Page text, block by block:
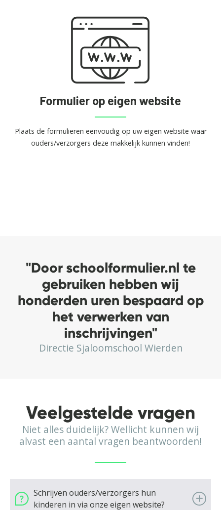
Formulier op eigen website
Plaats de formulieren eenvoudig op uw eigen website waar
ouders/verzorgers deze makkelijk kunnen vinden!
"Door schoolformulier.nl te
gebruiken hebben wij
honderden uren bespaard op
het verwerken van
inschrijvingen"
Directie Sjaloomschool Wierden
Veelgestelde vragen
Niet alles duidelijk? Wellicht kunnen wij
alvast een aantal vragen beantwoorden!
Schrijven ouders/verzorgers hun
kinderen in via onze eigen website?